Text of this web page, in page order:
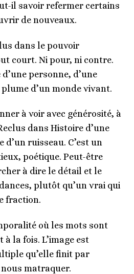
il savoir refermer certains
de nouveaux.
dans le pouvoir
court. Ni pour, ni contre.
personne, d’une
d’un monde vivant.
à voir avec générosité, à
dans Histoire d’une
ruisseau. C’est un
poétique. Peut-être
à dire le détail et le
plutôt qu’un vrai qui
fraction.
où les mots sont
la fois. L’image est
qu’elle finit par
matraquer.